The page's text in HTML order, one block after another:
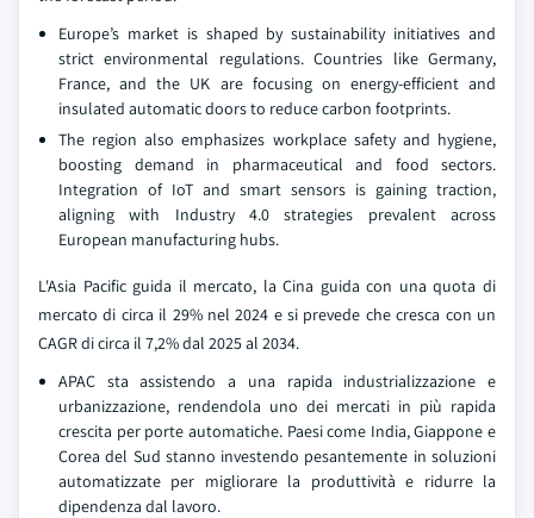
Europe’s market is shaped by sustainability initiatives and
strict environmental regulations. Countries like Germany,
France, and the UK are focusing on energy-efficient and
insulated automatic doors to reduce carbon footprints.
The region also emphasizes workplace safety and hygiene,
boosting demand in pharmaceutical and food sectors.
Integration of IoT and smart sensors is gaining traction,
aligning with Industry 4.0 strategies prevalent across
European manufacturing hubs.
L'Asia Pacific guida il mercato, la Cina guida con una quota di
mercato di circa il 29% nel 2024 e si prevede che cresca con un
CAGR di circa il 7,2% dal 2025 al 2034.
APAC sta assistendo a una rapida industrializzazione e
urbanizzazione, rendendola uno dei mercati in più rapida
crescita per porte automatiche. Paesi come India, Giappone e
Corea del Sud stanno investendo pesantemente in soluzioni
automatizzate per migliorare la produttività e ridurre la
dipendenza dal lavoro.